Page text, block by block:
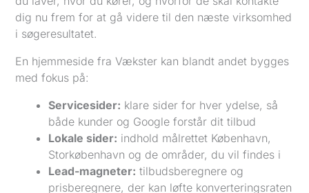
dig nu frem for at gå videre til den næste virksomhed
i søgeresultatet.
En hjemmeside fra Vækster kan blandt andet bygges
med fokus på:
Servicesider: klare sider for hver ydelse, så
både kunder og Google forstår dit tilbud
Lokale sider: indhold målrettet København,
Storkøbenhavn og de områder, du vil findes i
Lead-magneter: tilbudsberegnere og
prisberegnere, der kan løfte konverteringsraten